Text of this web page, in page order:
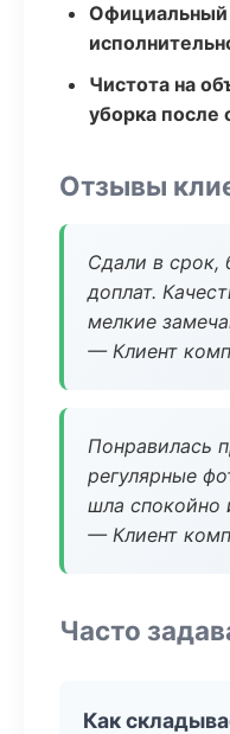
Официальный
Чистота на
уборка после
Отзывы
Сдали в срок,
доплат.
мелкие
— Клиент
Понравилась
регулярные
шла спокойно
— Клиент
Часто
Как